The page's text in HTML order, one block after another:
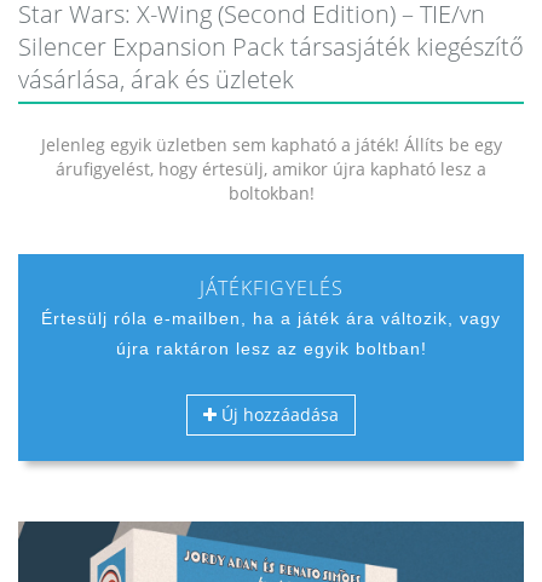
Star Wars: X-Wing (Second Edition) – TIE/vn
Silencer Expansion Pack társasjáték kiegészítő
vásárlása, árak és üzletek
Jelenleg egyik üzletben sem kapható a játék! Állíts be egy
árufigyelést, hogy értesülj, amikor újra kapható lesz a
boltokban!
JÁTÉKFIGYELÉS
Értesülj róla e-mailben, ha a játék ára változik, vagy
újra raktáron lesz az egyik boltban!
Új hozzáadása